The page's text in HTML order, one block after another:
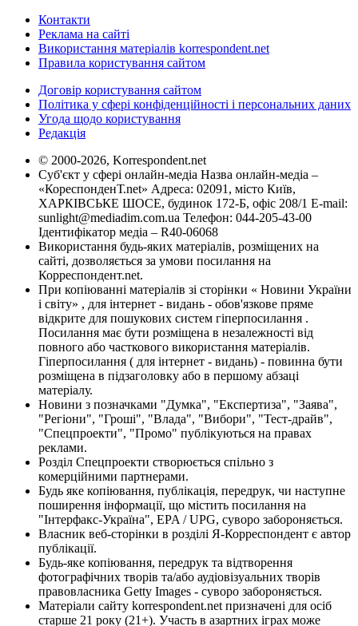
Контакти
Реклама на сайті
Використання матеріалів korrespondent.net
Правила користування сайтом
Договір користування сайтом
Політика у сфері конфіденційності і персональних даних
Угода щодо користування
Редакція
© 2000-2026, Korrespondent.net
Суб'єкт у сфері онлайн-медіа Назва онлайн-медіа –
«КореспонденТ.net» Адреса: 02091, місто Київ,
ХАРКІВСЬКЕ ШОСЕ, будинок 172-Б, офіс 208/1 E-mail:
sunlight@mediadim.com.ua Телефон: 044-205-43-00
Ідентифікатор медіа – R40-06068
Використання будь-яких матеріалів, розміщених на
сайті, дозволяється за умови посилання на
Корреспондент.net.
При копіюванні матеріалів зі сторінки « Новини України
і світу» , для інтернет - видань - обов'язкове пряме
відкрите для пошукових систем гіперпосилання .
Посилання має бути розміщена в незалежності від
повного або часткового використання матеріалів.
Гіперпосилання ( для інтернет - видань) - повинна бути
розміщена в підзаголовку або в першому абзаці
матеріалу.
Новини з позначками "Думка", "Експертиза", "Заява",
"Регіони", "Гроші", "Влада", "Вибори", "Тест-драйв",
"Спецпроекти", "Промо" публікуються на правах
реклами.
Розділ Спецпроекти створюється спільно з
комерційними партнерами.
Будь яке копіювання, публікація, передрук, чи наступне
поширення інформації, що містить посилання на
"Інтерфакс-Україна", EPA / UPG, суворо забороняється.
Власник веб-сторінки в розділі Я-Корреспондент є автор
публікації.
Будь-яке копіювання, передрук та відтворення
фотографічних творів та/або аудіовізуальних творів
правовласника Getty Images - суворо забороняється.
Матеріали сайту korrespondent.net призначені для осіб
старше 21 року (21+). Участь в азартних іграх може